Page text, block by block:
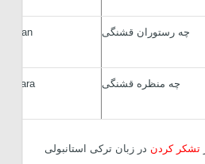
چه رستوران قشنگی
چه منظره قشنگی
تشکر کردن در زبان ترکی استانبولی